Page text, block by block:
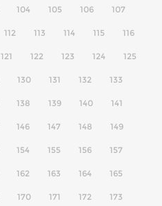
104 105 106 107
112 113 114 115 116
121 122 123 124 125
130 131 132 133
138 139 140 141
146 147 148 149
154 155 156 157
162 163 164 165
170 171 172 173